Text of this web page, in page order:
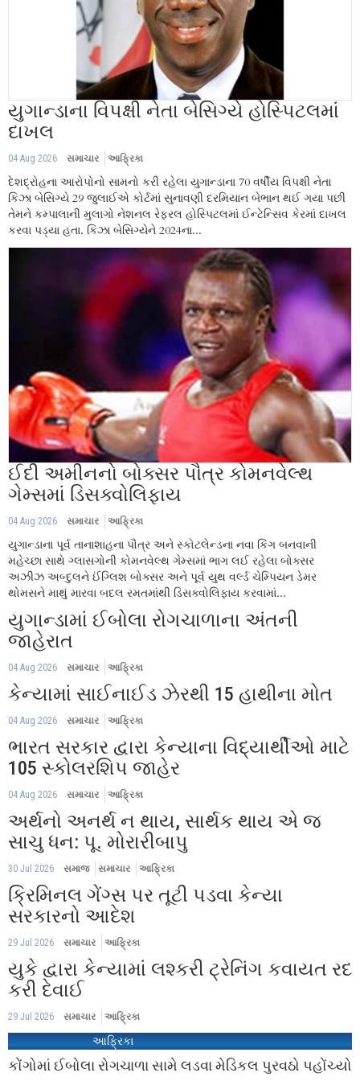
યુગાન્ડાના વિપક્ષી નેતા બેસિગ્યે હોસ્પિટલમાં
દાખલ
04 Aug 2026 સમાચાર આફ્રિકા
દેશદ્રોહના આરોપોનો સામનો કરી રહેલા યુગાન્ડાના 70 વર્ષીય વિપક્ષી નેતા
કિઝા બેસિગ્યે 29 જુલાઈએ કોર્ટમાં સુનાવણી દરમિયાન બેભાન થઈ ગયા પછી
તેમને કમ્પાલાની મુલાગો નેશનલ રેફરલ હોસ્પિટલમાં ઈન્ટેન્સિવ કેરમાં દાખલ
કરવા પડ્યા હતા. કિઝા બેસિગ્યેને 2024ના...
ઈદી અમીનનો બોક્સર પૌત્ર કોમનવેલ્થ
ગેમ્સમાં ડિસક્વોલિફાય
04 Aug 2026 સમાચાર આફ્રિકા
યુગાન્ડાના પૂર્વ તાનાશાહના પૌત્ર અને સ્કોટલેન્ડના નવા કિંગ બનવાની
મહેચ્છા સાથે ગ્લાસગોની કોમનવેલ્થ ગેમ્સમાં ભાગ લઈ રહેલા બોક્સર
અઝીઝ અબ્દુલને ઈંગ્લિશ બોક્સર અને પૂર્વ યુથ વર્લ્ડ ચેમ્પિયન ડેમર
થોમસને માથું મારવા બદલ રમતમાંથી ડિસક્વોલિફાય કરવામાં...
યુગાન્ડામાં ઈબોલા રોગચાળાના અંતની
જાહેરાત
04 Aug 2026 સમાચાર આફ્રિકા
કેન્યામાં સાઈનાઈડ ઝેરથી 15 હાથીના મોત
04 Aug 2026 સમાચાર આફ્રિકા
ભારત સરકાર દ્વારા કેન્યાના વિદ્યાર્થીઓ માટે
105 સ્કોલરશિપ જાહેર
04 Aug 2026 સમાચાર આફ્રિકા
અર્થનો અનર્થ ન થાય, સાર્થક થાય એ જ
સાચુ ધન: પૂ. મોરારીબાપુ
30 Jul 2026 સમાજ સમાચાર આફ્રિકા
ક્રિમિનલ ગેંગ્સ પર તૂટી પડવા કેન્યા
સરકારનો આદેશ
29 Jul 2026 સમાચાર આફ્રિકા
યુકે દ્વારા કેન્યામાં લશ્કરી ટ્રેનિંગ કવાયત રદ
કરી દેવાઈ
29 Jul 2026 સમાચાર આફ્રિકા
આફ્રિકા
કોંગોમાં ઈબોલા રોગચાળા સામે લડવા મેડિકલ પુરવઠો પહોંચ્યો